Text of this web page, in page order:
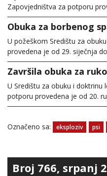
Zapovjedništva za potporu
Obuka za borbenog
U požeškom Središtu za
provedena je od 29. siječnja
Završila obuka za
U Središtu za obuku i doktrinu
potporu provedena je od 20.
Označeno sa: eksploziv psi
Broj 766, srpanj